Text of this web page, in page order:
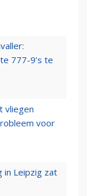
777-9’s te
vliegen
voor
in Leipzig zat